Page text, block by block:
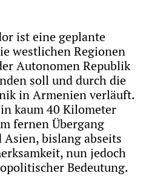
ist eine geplante
westlichen Regionen
Autonomen Republik
soll und durch die
in Armenien verläuft.
kaum 40 Kilometer
fernen Übergang
bislang abseits
nun jedoch
Bedeutung.